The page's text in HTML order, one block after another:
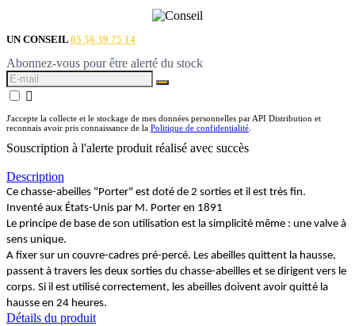
UN CONSEIL 05 56 39 75 14
Abonnez-vous pour être alerté du stock

J'accepte la collecte et le stockage de mes données personnelles par API Distribution et
reconnais avoir pris connaissance de la Politique de confidentialité.
Souscription à l'alerte produit réalisé avec succès
Description
Ce chasse-abeilles "Porter" est doté de 2 sorties et il est très fin.
Inventé aux États-Unis par M. Porter en 1891
Le principe de base de son utilisation est la simplicité même : une valve à
sens unique.
A fixer sur un couvre-cadres pré-percé. Les abeilles quittent la hausse,
passent à travers les deux sorties du chasse-abeilles et se dirigent vers le
corps. Si il est utilisé correctement, les abeilles doivent avoir quitté la
hausse en 24 heures.
Détails du produit